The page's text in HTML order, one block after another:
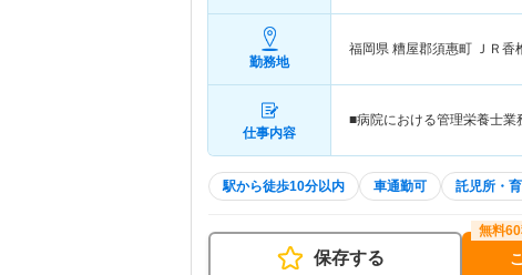
勤務地
福岡県 糟屋郡須惠町 ＪＲ香
仕事内容
■病院における管理栄養士業
駅から徒歩10分以内 車通勤可 託児所・
保存する